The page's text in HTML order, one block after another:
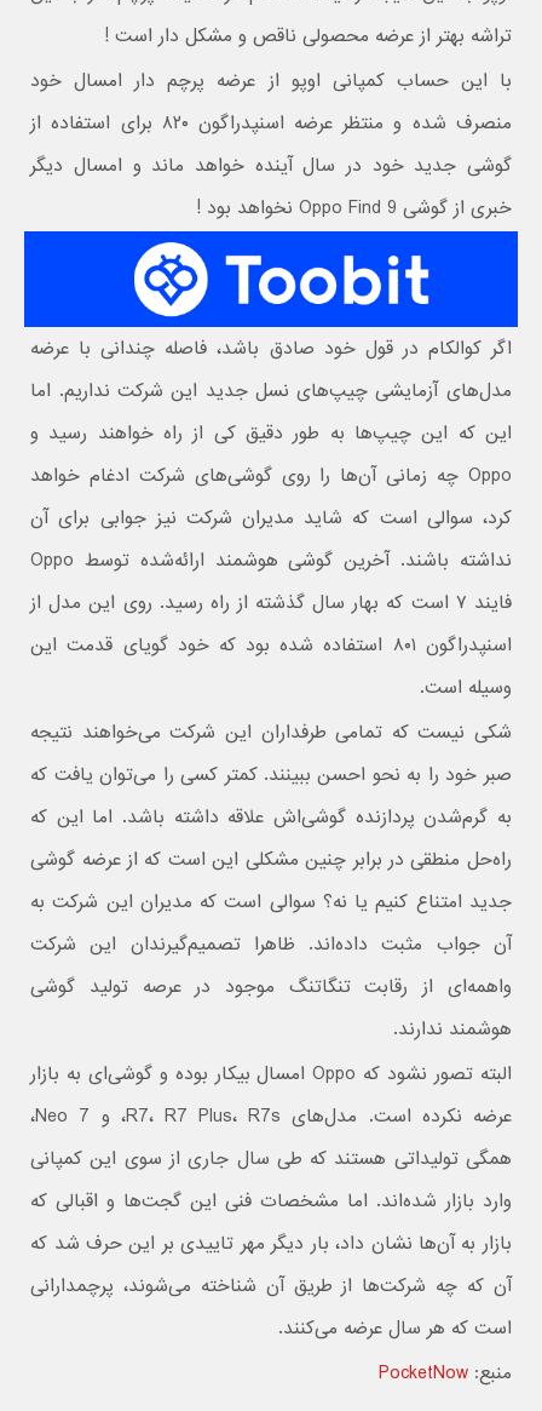
تراشه بهتر از عرضه محصولی ناقص و مشکل دار است !
با این حساب کمپانی اوپو از عرضه پرچم دار امسال خود
منصرف شده و منتظر عرضه اسنپدراگون ۸۲۰ برای استفاده از
گوشی جدید خود در سال آینده خواهد ماند و امسال دیگر
خبری از گوشی Oppo Find 9 نخواهد بود !
اگر کوالکام در قول خود صادق باشد، فاصله چندانی با عرضه
مدل‌های آزمایشی چیپ‌های نسل جدید این شرکت نداریم. اما
این که این چیپ‌ها به طور دقیق کی از راه خواهند رسید و
Oppo چه زمانی آن‌ها را روی گوشی‌های شرکت ادغام خواهد
کرد، سوالی است که شاید مدیران شرکت نیز جوابی برای آن
نداشته باشند. آخرین گوشی هوشمند ارائه‌شده توسط Oppo
فایند ۷ است که بهار سال گذشته از راه رسید. روی این مدل از
اسنپدراگون ۸۰۱ استفاده شده بود که خود گویای قدمت این
وسیله است.
شکی نیست که تمامی طرفداران این شرکت می‌خواهند نتیجه
صبر خود را به نحو احسن ببینند. کمتر کسی را می‌توان یافت که
به گرم‌شدن پردازنده گوشی‌اش علاقه داشته باشد. اما این که
راه‌حل منطقی در برابر چنین مشکلی این است که از عرضه گوشی
جدید امتناع کنیم یا نه؟ سوالی است که مدیران این شرکت به
آن جواب مثبت داده‌اند. ظاهرا تصمیم‌گیرندان این شرکت
واهمه‌ای از رقابت تنگاتنگ موجود در عرصه تولید گوشی
هوشمند ندارند.
البته تصور نشود که Oppo امسال بیکار بوده و گوشی‌ای به بازار
عرضه نکرده است. مدل‌های R7، R7 Plus، R7s، و Neo 7،
همگی تولیداتی هستند که طی سال جاری از سوی این کمپانی
وارد بازار شده‌اند. اما مشخصات فنی این گجت‌ها و اقبالی که
بازار به آن‌ها نشان داد، بار دیگر مهر تاییدی بر این حرف شد که
آن که چه شرکت‌ها از طریق آن شناخته می‌شوند، پرچمدارانی
است که هر سال عرضه می‌کنند.
منبع:PocketNow